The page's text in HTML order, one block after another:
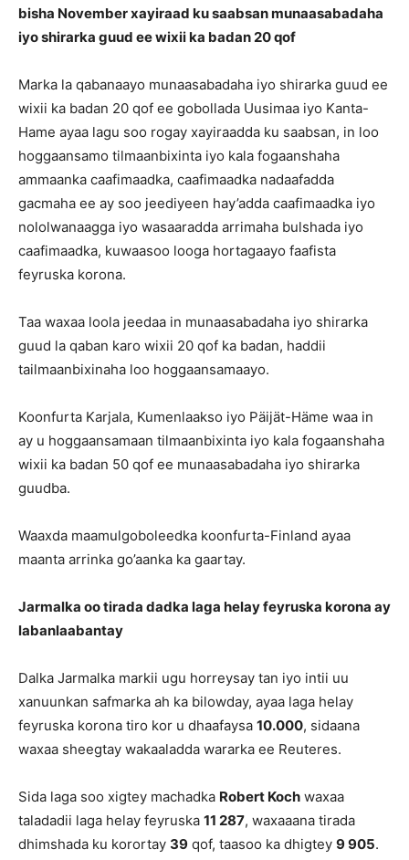
bisha November xayiraad ku saabsan munaasabadaha
iyo shirarka guud ee wixii ka badan 20 qof
Marka la qabanaayo munaasabadaha iyo shirarka guud ee
wixii ka badan 20 qof ee gobollada Uusimaa iyo Kanta-
Hame ayaa lagu soo rogay xayiraadda ku saabsan, in loo
hoggaansamo tilmaanbixinta iyo kala fogaanshaha
ammaanka caafimaadka, caafimaadka nadaafadda
gacmaha ee ay soo jeediyeen hay’adda caafimaadka iyo
nololwanaagga iyo wasaaradda arrimaha bulshada iyo
caafimaadka, kuwaasoo looga hortagaayo faafista
feyruska korona.
Taa waxaa loola jeedaa in munaasabadaha iyo shirarka
guud la qaban karo wixii 20 qof ka badan, haddii
tailmaanbixinaha loo hoggaansamaayo.
Koonfurta Karjala, Kumenlaakso iyo Päijät-Häme waa in
ay u hoggaansamaan tilmaanbixinta iyo kala fogaanshaha
wixii ka badan 50 qof ee munaasabadaha iyo shirarka
guudba.
Waaxda maamulgoboleedka koonfurta-Finland ayaa
maanta arrinka go’aanka ka gaartay.
Jarmalka oo tirada dadka laga helay feyruska korona ay
labanlaabantay
Dalka Jarmalka markii ugu horreysay tan iyo intii uu
xanuunkan safmarka ah ka bilowday, ayaa laga helay
feyruska korona tiro kor u dhaafaysa 10.000, sidaana
waxaa sheegtay wakaaladda wararka ee Reuteres.
Sida laga soo xigtey machadka Robert Koch waxaa
taladadii laga helay feyruska 11 287, waxaaana tirada
dhimshada ku korortay 39 qof, taasoo ka dhigtey 9 905.